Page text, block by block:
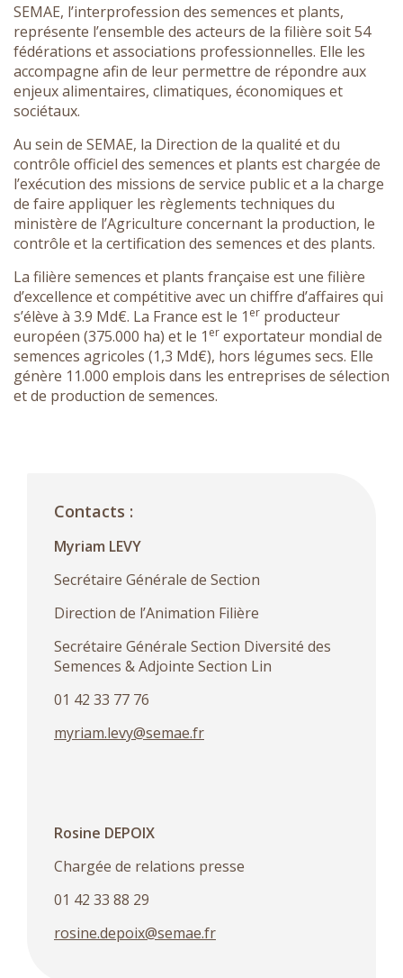
SEMAE, l’interprofession des semences et plants,
représente l’ensemble des acteurs de la filière soit 54
fédérations et associations professionnelles. Elle les
accompagne afin de leur permettre de répondre aux
enjeux alimentaires, climatiques, économiques et
sociétaux.
Au sein de SEMAE, la Direction de la qualité et du
contrôle officiel des semences et plants est chargée de
l’exécution des missions de service public et a la charge
de faire appliquer les règlements techniques du
ministère de l’Agriculture concernant la production, le
contrôle et la certification des semences et des plants.
La filière semences et plants française est une filière
d’excellence et compétitive avec un chiffre d’affaires qui
s’élève à 3.9 Md€. La France est le 1 er producteur
européen (375.000 ha) et le 1 er exportateur mondial de
semences agricoles (1,3 Md€), hors légumes secs. Elle
génère 11.000 emplois dans les entreprises de sélection
et de production de semences.
Contacts :
Myriam LEVY
Secrétaire Générale de Section
Direction de l’Animation Filière
Secrétaire Générale Section Diversité des
Semences & Adjointe Section Lin
01 42 33 77 76
myriam.levy@semae.fr
Rosine DEPOIX
Chargée de relations presse
01 42 33 88 29
rosine.depoix@semae.fr